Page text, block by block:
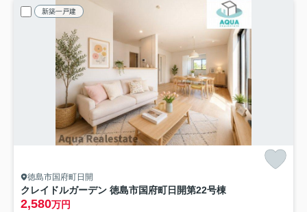
新築一戸建
徳島市国府町日開
クレイドルガーデン 徳島市国府町日開第22号棟
2,580万円